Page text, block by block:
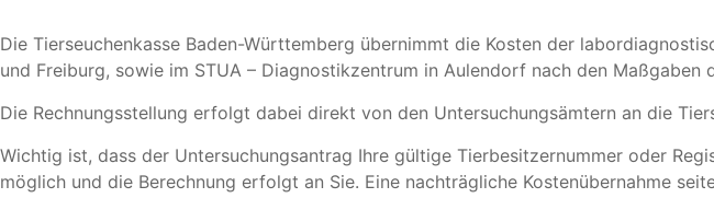
Die Tierseuchenkasse Baden-Württemberg übernimmt die Kosten der
und Freiburg, sowie im STUA – Diagnostikzentrum in Aulendorf nach den
Die Rechnungsstellung erfolgt dabei direkt von den Untersuchungsämtern an die
Wichtig ist, dass der Untersuchungsantrag Ihre gültige Tierbesitzernummer oder
möglich und die Berechnung erfolgt an Sie. Eine nachträgliche Kostenübernahme